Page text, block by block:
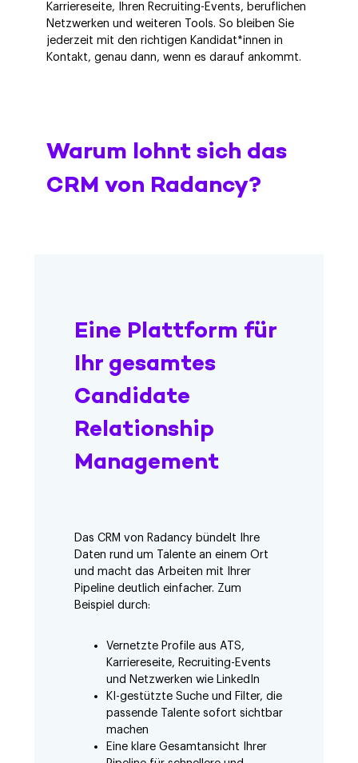
Karriereseite, Ihren Recruiting-Events, beruflichen
Netzwerken und weiteren Tools. So bleiben Sie
jederzeit mit den richtigen Kandidat*innen in
Kontakt, genau dann, wenn es darauf ankommt.
Warum lohnt sich das
CRM von Radancy?
Eine Plattform für
Ihr gesamtes
Candidate
Relationship
Management
Das CRM von Radancy bündelt Ihre
Daten rund um Talente an einem Ort
und macht das Arbeiten mit Ihrer
Pipeline deutlich einfacher. Zum
Beispiel durch:
Vernetzte Profile aus ATS,
Karriereseite, Recruiting-Events
und Netzwerken wie LinkedIn
KI-gestützte Suche und Filter, die
passende Talente sofort sichtbar
machen
Eine klare Gesamtansicht Ihrer